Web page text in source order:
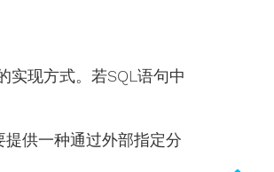
实现方式。若SQL语句中
供一种通过外部指定分